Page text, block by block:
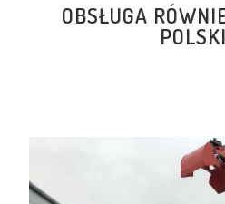
OBSŁUGA